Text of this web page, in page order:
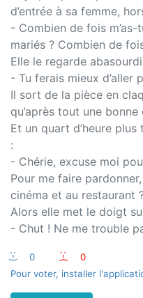
d’entrée à sa femme,
- Combien de fois m’as-
mariés ? Combien de
Elle le regarde
- Tu ferais mieux d’aller
Il sort de la pièce en
qu’après tout une
Et un quart d’heure
:
- Chérie, excuse moi
Pour me faire
cinéma et au restaurant
Alors elle met le doigt
- Chut ! Ne me trouble
:-) 0 :-(
0
Pour voter, installer